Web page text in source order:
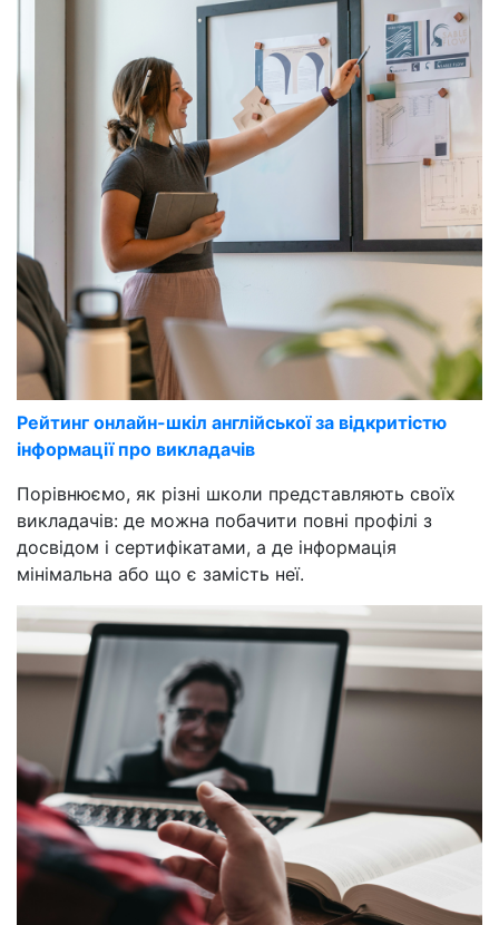
Рейтинг онлайн-шкіл англійської за відкритістю
інформації про викладачів
Порівнюємо, як різні школи представляють своїх
викладачів: де можна побачити повні профілі з
досвідом і сертифікатами, а де інформація
мінімальна або що є замість неї.